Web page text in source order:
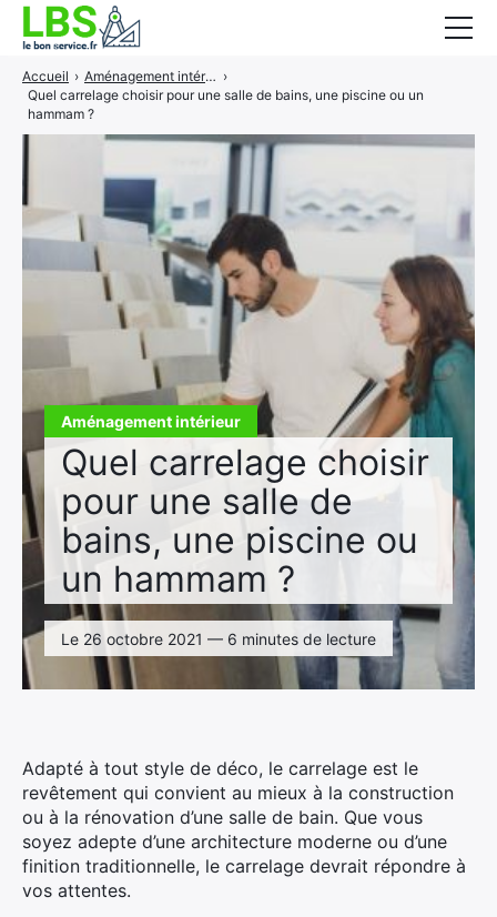
Aménagement intérieur
Quel carrelage choisir
pour une salle de
bains, une piscine ou
un hammam ?
Le 26 octobre 2021 — 6 minutes de lecture
Accueil › Aménagement intérieur ›
Quel carrelage choisir pour une salle de bains, une piscine ou un
hammam ?
Adapté à tout style de déco, le carrelage est le
revêtement qui convient au mieux à la construction
ou à la rénovation d’une salle de bain. Que vous
soyez adepte d’une architecture moderne ou d’une
finition traditionnelle, le carrelage devrait répondre à
vos attentes.
Gros oeuvre
Aménagement intérieur
Piscine et jardin
Services associés